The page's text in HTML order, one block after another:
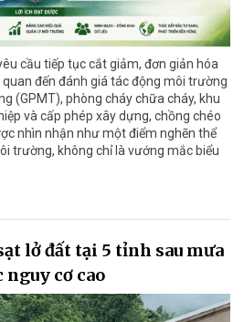
cầu tiếp tục cắt giảm, đơn giản hóa
đến đánh giá tác động môi trường
(GPMT), phòng cháy chữa cháy, khu
và cấp phép xây dựng, chồng chéo
nhìn nhận như một điểm nghẽn thể
trường, không chỉ là vướng mắc biểu
lở đất tại 5 tỉnh sau mưa
cơ cao